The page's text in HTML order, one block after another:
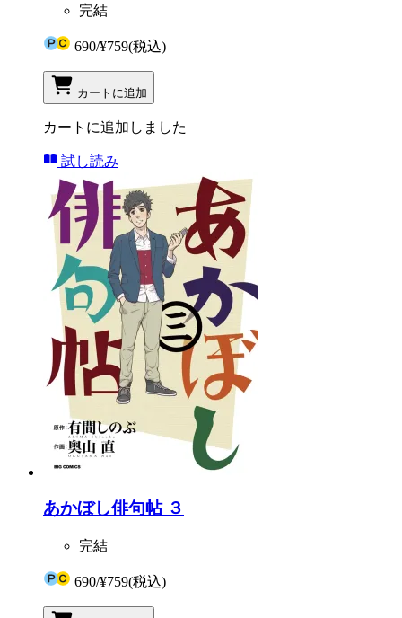
完結
690/¥759(税込)
カートに追加
カートに追加しました
試し読み
あかぼし俳句帖 ３
完結
690/¥759(税込)